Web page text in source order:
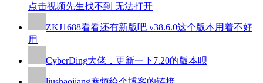
点击视频先生找不到 无法打开
ZKJ1688看看还有新版吧 v38.6.0这个版本用着不好
用
CyberDing大佬，更新一下7.20的版本呗